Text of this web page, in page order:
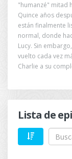
"humanzé" mitad
Quince años
están finalmente
normal, donde
Lucy. Sin
vuelto cada vez
Charlie a su
Lista de